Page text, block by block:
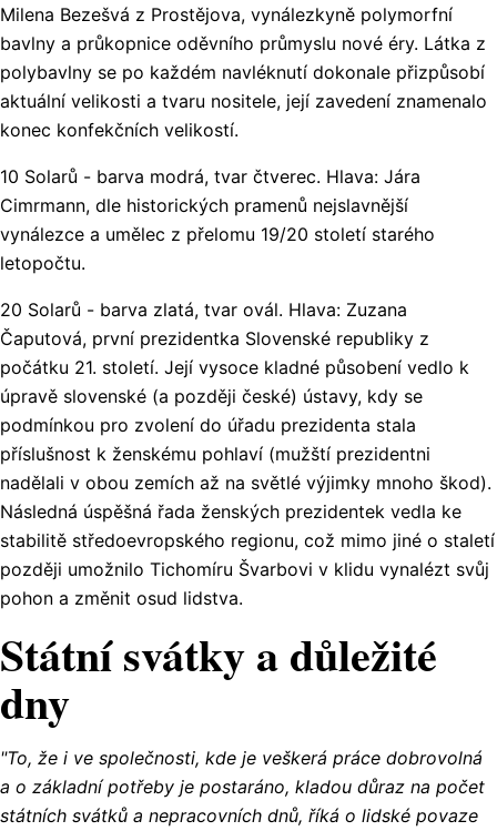
Milena Bezešvá z Prostějova, vynálezkyně polymorfní
bavlny a průkopnice oděvního průmyslu nové éry. Látka z
polybavlny se po každém navléknutí dokonale přizpůsobí
aktuální velikosti a tvaru nositele, její zavedení znamenalo
konec konfekčních velikostí.
10 Solarů - barva modrá, tvar čtverec. Hlava: Jára
Cimrmann, dle historických pramenů nejslavnější
vynálezce a umělec z přelomu 19/20 století starého
letopočtu.
20 Solarů - barva zlatá, tvar ovál. Hlava: Zuzana
Čaputová, první prezidentka Slovenské republiky z
počátku 21. století. Její vysoce kladné působení vedlo k
úpravě slovenské (a později české) ústavy, kdy se
podmínkou pro zvolení do úřadu prezidenta stala
příslušnost k ženskému pohlaví (mužští prezidentni
nadělali v obou zemích až na světlé výjimky mnoho škod).
Následná úspěšná řada ženských prezidentek vedla ke
stabilitě středoevropského regionu, což mimo jiné o staletí
později umožnilo Tichomíru Švarbovi v klidu vynalézt svůj
pohon a změnit osud lidstva.
Státní svátky a důležité
dny
"To, že i ve společnosti, kde je veškerá práce dobrovolná
a o základní potřeby je postaráno, kladou důraz na počet
státních svátků a nepracovních dnů, říká o lidské povaze